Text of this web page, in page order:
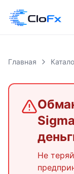
Главная
Не